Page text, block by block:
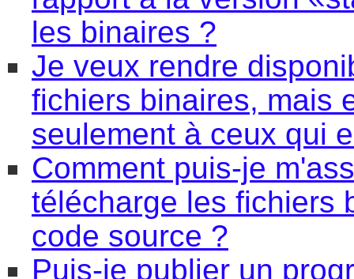
les binaires ?
Je veux rendre
fichiers binaires, mais
seulement à ceux qui
Comment puis-je
télécharge les fichiers
code source ?
Puis-je publier un